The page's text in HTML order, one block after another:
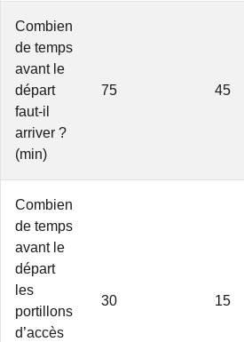
Combien
de temps
avant le
départ
faut-il
arriver ?
(min)
75 45
Combien
de temps
avant le
départ
les
portillons
d’accès
30 15